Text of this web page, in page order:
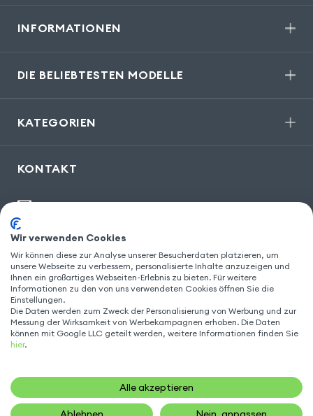
INFORMATIONEN
DIE BELIEBTESTEN MODELLE
KATEGORIEN
KONTAKT
kontakt@gsm55.de
30, bis rue Girard
FOLGEN SIE UNS
Wir verwenden Cookies
Wir können diese zur Analyse unserer Besucherdaten platzieren, um
unsere Webseite zu verbessern, personalisierte Inhalte anzuzeigen und
Ihnen ein großartiges Webseiten-Erlebnis zu bieten. Für weitere
Informationen zu den von uns verwendeten Cookies öffnen Sie die
Einstellungen.
Die Daten werden zum Zweck der Personalisierung von Werbung und zur
Messung der Wirksamkeit von Werbekampagnen erhoben. Die Daten
können mit Google LLC geteilt werden, weitere Informationen finden Sie
hier.
Alle akzeptieren